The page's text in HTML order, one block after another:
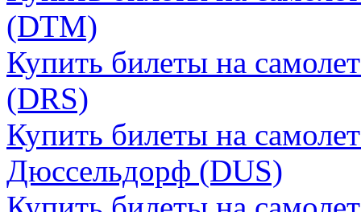
(DTM)
Купить билеты на
(DRS)
Купить билеты на
Дюссельдорф (DUS)